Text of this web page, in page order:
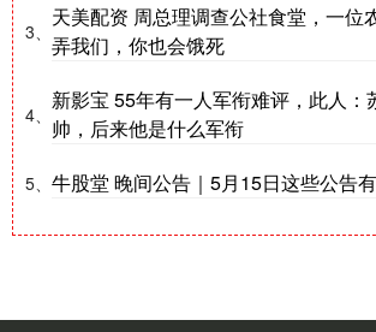
3、
天美配资 周总理调查公社食堂，一位
弄我们，你也会饿死
4、
新影宝 55年有一人军衔难评，此人：
帅，后来他是什么军衔
5、 牛股堂 晚间公告｜5月15日这些公告